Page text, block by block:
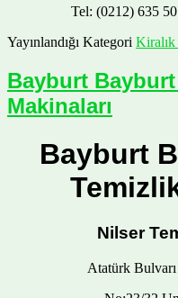
Tel: (0212) 635
Yayınlandığı Kategori
Bayburt
Makinaları
Bayburt
Nilser
Atatürk